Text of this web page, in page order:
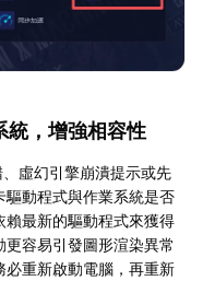
統，增強相容性
虛幻引擎崩潰提示或先
動程式與作業系統是否
最新的驅動程式來獲得
容易引發圖形渲染異常
重新啟動電腦，再重新